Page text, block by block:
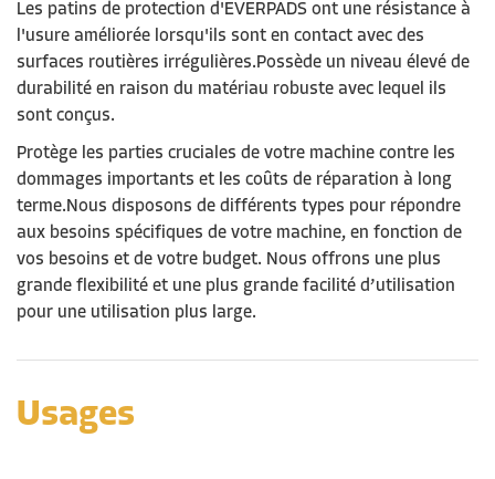
Les patins de protection d'EVERPADS ont une résistance à
l'usure améliorée lorsqu'ils sont en contact avec des
surfaces routières irrégulières.Possède un niveau élevé de
durabilité en raison du matériau robuste avec lequel ils
sont conçus.
Protège les parties cruciales de votre machine contre les
dommages importants et les coûts de réparation à long
terme.Nous disposons de différents types pour répondre
aux besoins spécifiques de votre machine, en fonction de
vos besoins et de votre budget. Nous offrons une plus
grande flexibilité et une plus grande facilité d’utilisation
pour une utilisation plus large.
Usages